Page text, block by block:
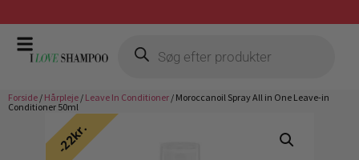
Gratis fragt ved køb over 399,-
Forside / Hårpleje / Leave In Conditioner / Moroccanoil Spray All in One Leave-in
Conditioner 50ml
22kr.